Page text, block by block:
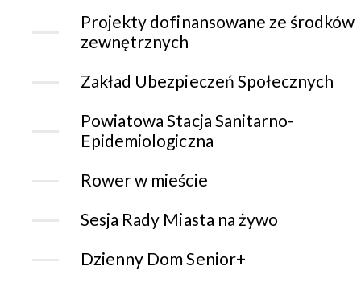
Projekty dofinansowane ze środków
zewnętrznych
Zakład Ubezpieczeń Społecznych
Powiatowa Stacja Sanitarno-
Epidemiologiczna
Rower w mieście
Sesja Rady Miasta na żywo
Dzienny Dom Senior+